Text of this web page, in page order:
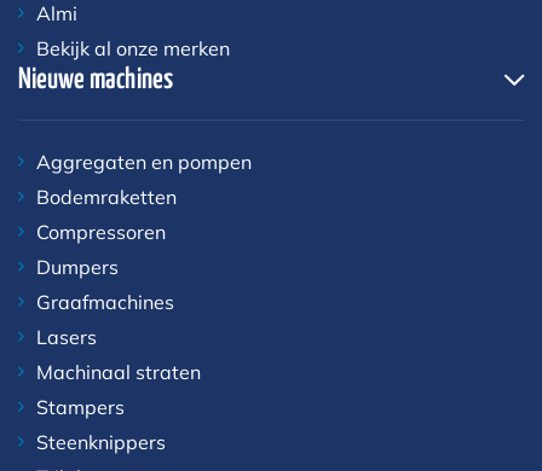
Almi
Bekijk al onze merken
Nieuwe machines
Aggregaten en pompen
Bodemraketten
Compressoren
Dumpers
Graafmachines
Lasers
Machinaal straten
Stampers
Steenknippers